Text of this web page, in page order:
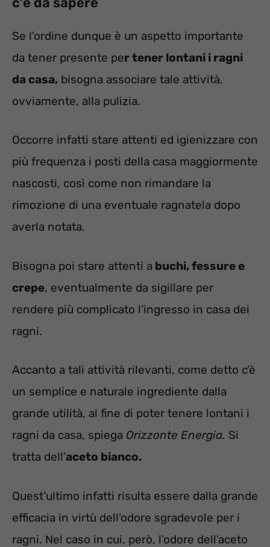
Se l’ordine dunque è un aspetto importante
da tener presente per tener lontani i ragni
da casa, bisogna associare tale attività,
ovviamente, alla pulizia.
Occorre infatti stare attenti ed igienizzare con
più frequenza i posti della casa maggiormente
nascosti, così come non rimandare la
rimozione di una eventuale ragnatela dopo
averla notata.
Bisogna poi stare attenti a buchi, fessure e
crepe, eventualmente da sigillare per
rendere più complicato l’ingresso in casa dei
ragni.
Accanto a tali attività rilevanti, come detto c’è
un semplice e naturale ingrediente dalla
grande utilità, al fine di poter tenere lontani i
ragni da casa, spiega Orizzonte Energia. Si
tratta dell’aceto bianco.
Quest’ultimo infatti risulta essere dalla grande
efficacia in virtù dell’odore sgradevole per i
ragni. Nel caso in cui, però, l’odore dell’aceto